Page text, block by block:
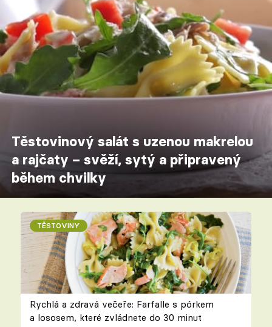
Těstovinový salát s uzenou makrelou
a rajčaty – svěží, sytý a připravený
během chvilky
TĚSTOVINY
Rychlá a zdravá večeře: Farfalle s pórkem
a lososem, které zvládnete do 30 minut